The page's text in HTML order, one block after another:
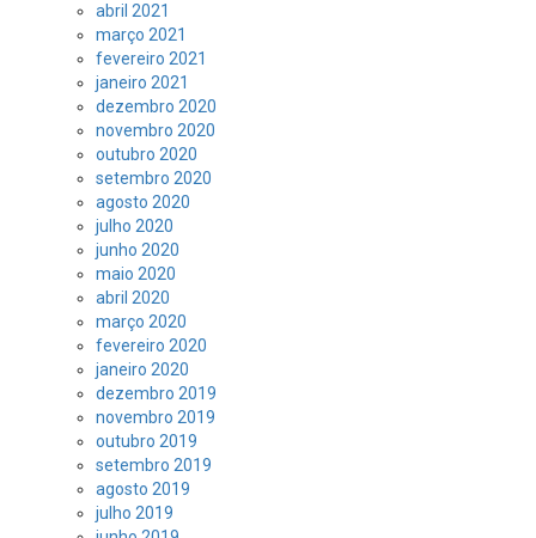
abril 2021
março 2021
fevereiro 2021
janeiro 2021
dezembro 2020
novembro 2020
outubro 2020
setembro 2020
agosto 2020
julho 2020
junho 2020
maio 2020
abril 2020
março 2020
fevereiro 2020
janeiro 2020
dezembro 2019
novembro 2019
outubro 2019
setembro 2019
agosto 2019
julho 2019